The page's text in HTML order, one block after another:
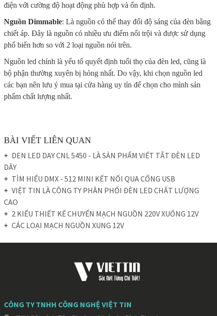
điện với cường độ hoạt động phù hợp và ổn định.
Nguồn Dimmable: Là nguồn có thể thay đổi độ sáng của đèn bằng
chiết áp. Đây là nguồn có nhiều ưu điểm nổi trội và được sử dụng
phổ biến hơn so với 2 loại nguồn nói trên.
Nguồn led chính là yếu tố quyết định tuổi thọ của đèn led, cũng là
bộ phận thường xuyên bị hỏng nhất. Do vậy, khi chọn nguồn led
các bạn nên lưu ý mua tại cửa hàng uy tín để chọn cho mình sản
phẩm chất lượng nhất.
BÀI VIẾT LIÊN QUAN
DEN LED DAY CNL 5450 - LÀ SẢN PHẨM VIẾT TẮT ĐÈN LED
DÂY
TÌM HIỂU DMX - 512 MINI KẾT NỐI QUA CỔNG USB
VIỆT TIN LÀ CÔNG TY PHÂN PHỐI ĐÈN LED CHẤT LƯỢNG
CAO
2 KIỂU THIẾT KẾ CHUYỂN MẠCH NGUỒN 220V XUỐNG 12V
CÁC LOẠI MẠCH NGUỒN XUNG 12V
CÔNG TY TNHH CÔNG NGHỆ VIỆT TIN